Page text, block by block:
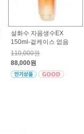
설화수 자음생수EX
150ml-겉케이스 없음
110,000원
88,000원